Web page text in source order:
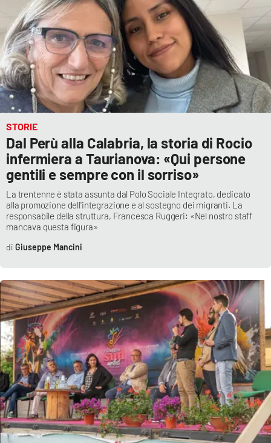
STORIE
Dal Perù alla Calabria, la storia di Rocio
infermiera a Taurianova: «Qui persone
gentili e sempre con il sorriso»
La trentenne è stata assunta dal Polo Sociale Integrato, dedicato
alla promozione dell'integrazione e al sostegno dei migranti. La
responsabile della struttura, Francesca Ruggeri: «Nel nostro staff
mancava questa figura»
Giuseppe Mancini